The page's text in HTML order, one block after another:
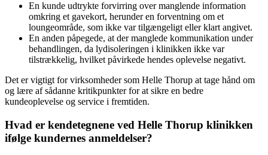
En kunde udtrykte forvirring over manglende information
omkring et gavekort, herunder en forventning om et
loungeområde, som ikke var tilgængeligt eller klart angivet.
En anden påpegede, at der manglede kommunikation under
behandlingen, da lydisoleringen i klinikken ikke var
tilstrækkelig, hvilket påvirkede hendes oplevelse negativt.
Det er vigtigt for virksomheder som Helle Thorup at tage hånd om
og lære af sådanne kritikpunkter for at sikre en bedre
kundeoplevelse og service i fremtiden.
Hvad er kendetegnene ved Helle Thorup klinikken
ifølge kundernes anmeldelser?